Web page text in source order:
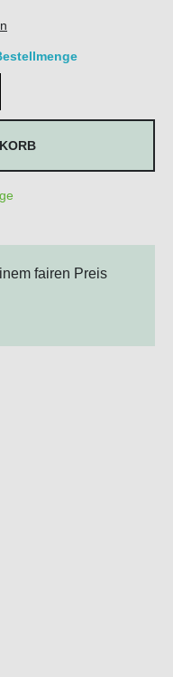
Wert ein oder
fairen Preis